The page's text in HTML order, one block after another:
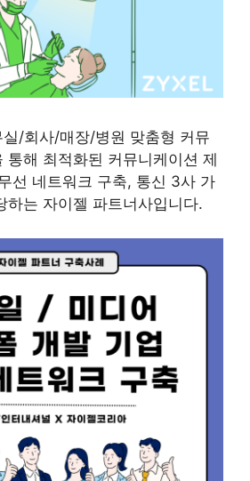
/회사/매장/병원 맞춤형 커뮤
통해 최적화된 커뮤니케이션 제
선 네트워크 구축, 통신 3사 가
하는 자이젤 파트너사입니다.